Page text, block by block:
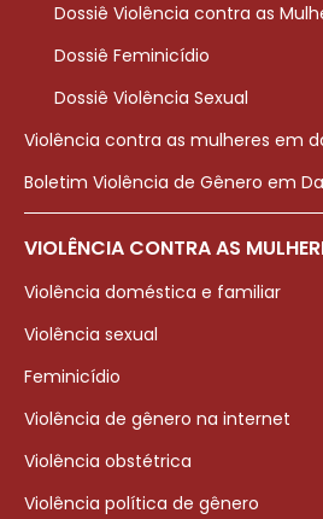
Dossiê Violência contra as
Dossiê Feminicídio
Dossiê Violência Sexual
Violência contra as mulheres em
Boletim Violência de Gênero em
VIOLÊNCIA CONTRA AS
Violência doméstica e familiar
Violência sexual
Feminicídio
Violência de gênero na internet
Violência obstétrica
Violência política de gênero